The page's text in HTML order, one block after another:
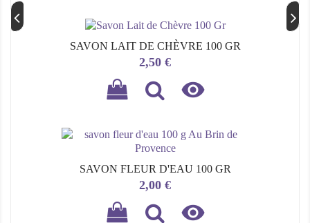
SAVON LAIT DE CHÈVRE 100 GR
Prix
2,50 €

SAVON FLEUR D'EAU 100 GR
Prix
2,00 €
